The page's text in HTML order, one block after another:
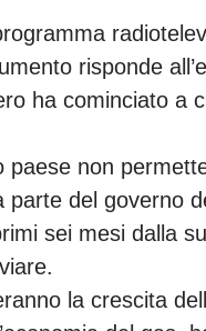
risponde
ha cominciato a
paese non
del governo
sei mesi dalla
la crescita